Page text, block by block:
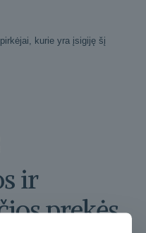
kurie yra įsigiję šį
ir
prekės